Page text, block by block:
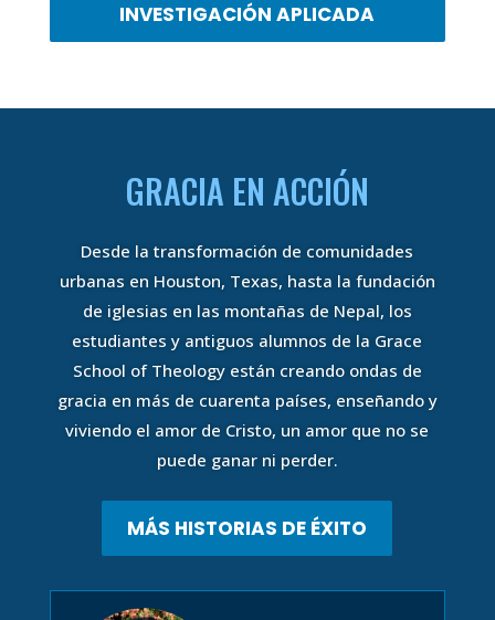
INVESTIGACIÓN APLICADA
GRACIA EN ACCIÓN
Desde la transformación de comunidades
urbanas en Houston, Texas, hasta la fundación
de iglesias en las montañas de Nepal, los
estudiantes y antiguos alumnos de la Grace
School of Theology están creando ondas de
gracia en más de cuarenta países, enseñando y
viviendo el amor de Cristo, un amor que no se
puede ganar ni perder.
MÁS HISTORIAS DE ÉXITO